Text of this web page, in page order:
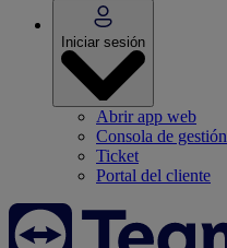
Iniciar sesión
Abrir app web
Consola de gestión
Ticket
Portal del cliente